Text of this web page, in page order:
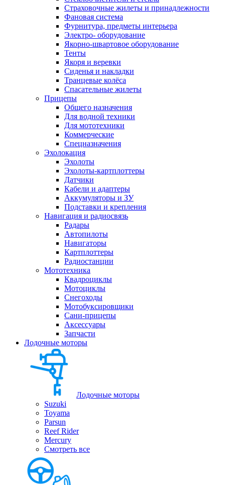
Страховочные жилеты и принадлежности
Фановая система
Фурнитура, предметы интерьера
Электро- оборудование
Якорно-швартовое оборудование
Тенты
Якоря и веревки
Сиденья и накладки
Транцевые колёса
Спасательные жилеты
Прицепы
Общего назначения
Для водной техники
Для мототехники
Коммерческие
Спецназначения
Эхолокация
Эхолоты
Эхолоты-картплоттеры
Датчики
Кабели и адаптеры
Аккумуляторы и ЗУ
Подставки и крепления
Навигация и радиосвязь
Радары
Автопилоты
Навигаторы
Картплоттеры
Радиостанции
Мототехника
Квадроциклы
Мотоциклы
Снегоходы
Мотобуксировщики
Сани-прицепы
Аксессуары
Запчасти
Лодочные моторы
Лодочные моторы
Suzuki
Toyama
Parsun
Reef Rider
Mercury
Смотреть все